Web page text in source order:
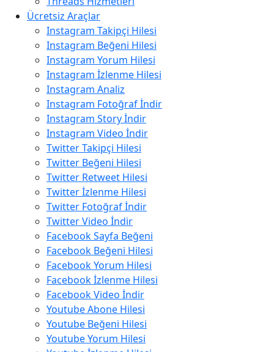
Ücretsiz Araçlar
Instagram Takipçi Hilesi
Instagram Beğeni Hilesi
Instagram Yorum Hilesi
Instagram İzlenme Hilesi
Instagram Analiz
Instagram Fotoğraf İndir
Instagram Story İndir
Instagram Video İndir
Twitter Takipçi Hilesi
Twitter Beğeni Hilesi
Twitter Retweet Hilesi
Twitter İzlenme Hilesi
Twitter Fotoğraf İndir
Twitter Video İndir
Facebook Sayfa Beğeni
Facebook Beğeni Hilesi
Facebook Yorum Hilesi
Facebook İzlenme Hilesi
Facebook Video İndir
Youtube Abone Hilesi
Youtube Beğeni Hilesi
Youtube Yorum Hilesi